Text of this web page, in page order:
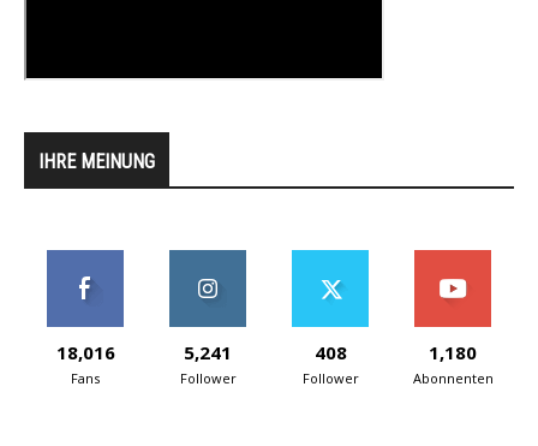
IHRE MEINUNG
18,016
Fans
5,241
Follower
408
Follower
1,180
Abonnenten